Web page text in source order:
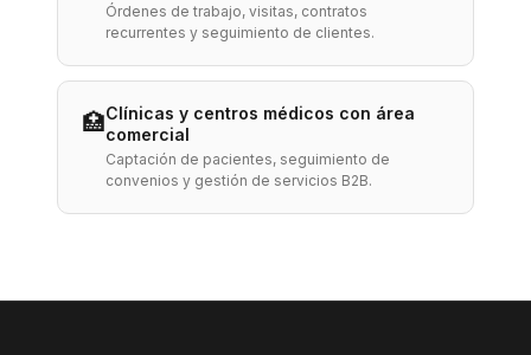
Órdenes de trabajo, visitas, contratos
recurrentes y seguimiento de clientes.
🏥Clínicas y centros médicos con área
comercial
Captación de pacientes, seguimiento de
convenios y gestión de servicios B2B.